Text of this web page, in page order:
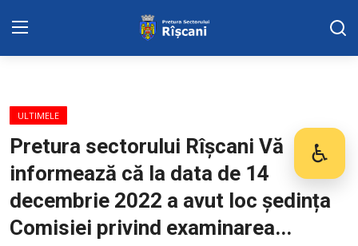
♿
Harta sect. Riscani
DISPOZITIILE PRETORULUI
Adresa: str. Kiev 3 | tel: +373 (22) 44 10
98 | mail: pretura.riscani@gmail.com
ULTIMELE
Pretura sectorului Rîșcani Vă
informează că la data de 14
decembrie 2022 a avut loc ședința
Comisiei privind examinarea...